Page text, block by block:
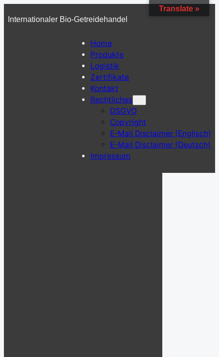
Inhalt
Internationaler Bio-Getreidehandel
Home
Produkte
Logistik
Zertifikate
Kontakt
Rechtliches
DSGVO
Copyright
E-Mail Disclaimer (Englisch)
E-Mail Disclaimer (Deutsch)
Impressum
Translate »